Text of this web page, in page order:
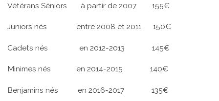
Vétérans Séniors à partir de 2007 155€
Juniors nés entre 2008 et 2011 150€
Cadets nés en 2012-2013 145€
Minimes nés en 2014-2015 140€
Benjamins nés en 2016-2017 135€